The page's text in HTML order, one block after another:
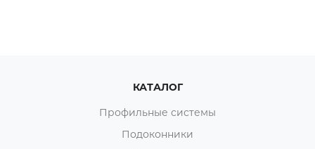
КАТАЛОГ
Профильные системы
Подоконники